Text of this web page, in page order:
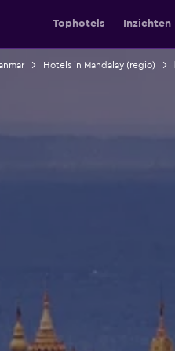
Tophotels Inzichten
Hotels in Mandalay (regio)